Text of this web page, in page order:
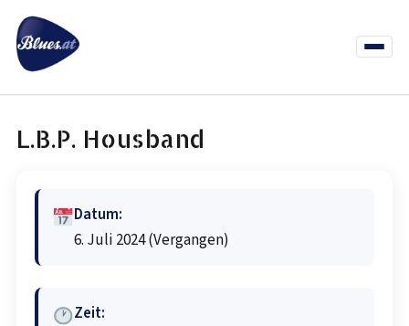
Inhalt
springen
Menü
L.B.P. Housband
Datum:
6. Juli 2024(Vergangen)
Zeit: